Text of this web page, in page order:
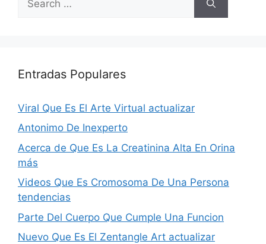
for:
Entradas Populares
Viral Que Es El Arte Virtual actualizar
Antonimo De Inexperto
Acerca de Que Es La Creatinina Alta En Orina
más
Videos Que Es Cromosoma De Una Persona
tendencias
Parte Del Cuerpo Que Cumple Una Funcion
Nuevo Que Es El Zentangle Art actualizar